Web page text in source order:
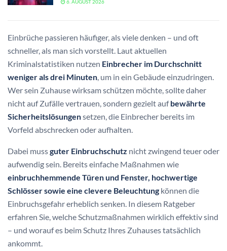
6. AUGUST 2026
Einbrüche passieren häufiger, als viele denken – und oft
schneller, als man sich vorstellt. Laut aktuellen
Kriminalstatistiken nutzen Einbrecher im Durchschnitt
weniger als drei Minuten, um in ein Gebäude einzudringen.
Wer sein Zuhause wirksam schützen möchte, sollte daher
nicht auf Zufälle vertrauen, sondern gezielt aufbewährte
Sicherheitslösungensetzen, die Einbrecher bereits im
Vorfeld abschrecken oder aufhalten.
Dabei mussguter Einbruchschutz nicht zwingend teuer oder
aufwendig sein. Bereits einfache Maßnahmen wie
einbruchhemmende Türen und Fenster, hochwertige
Schlösser sowie eine clevere Beleuchtung können die
Einbruchsgefahr erheblich senken. In diesem Ratgeber
erfahren Sie, welche Schutzmaßnahmen wirklich effektiv sind
– und worauf es beim Schutz Ihres Zuhauses tatsächlich
ankommt.